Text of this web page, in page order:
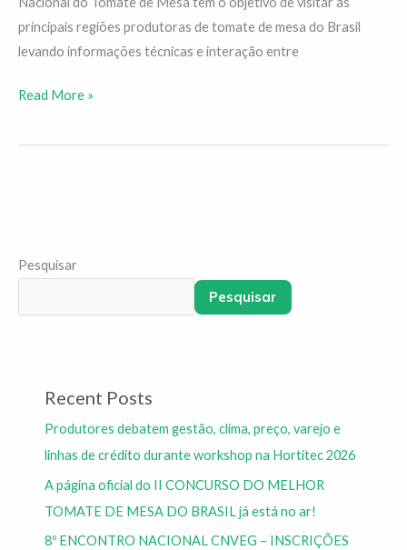
principais regiões produtoras de tomate de mesa do Brasil
levando informações técnicas e interação entre
Read More »
Pesquisar
Pesquisar
Recent Posts
Produtores debatem gestão, clima, preço, varejo e
linhas de crédito durante workshop na Hortitec 2026
A página oficial do II CONCURSO DO MELHOR
TOMATE DE MESA DO BRASIL já está no ar!
8º ENCONTRO NACIONAL CNVEG – INSCRIÇÕES